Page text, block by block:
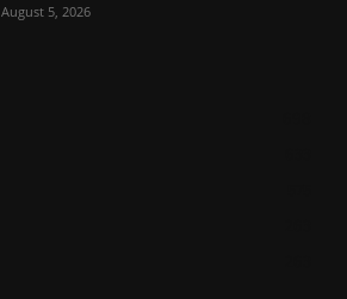
August 5, 2026